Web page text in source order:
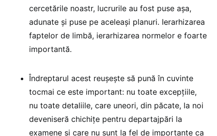
cercetările noastr, lucrurile au fost puse așa,
adunate și puse pe aceleași planuri. Ierarhizarea
faptelor de limbă, ierarhizarea normelor e foarte
importantă.
Îndreptarul acest reușește să pună în cuvinte
tocmai ce este important: nu toate excepțiile,
nu toate detaliile, care uneori, din păcate, la noi
deveniseră chichițe pentru departajpări la
examene și care nu sunt la fel de importante ca